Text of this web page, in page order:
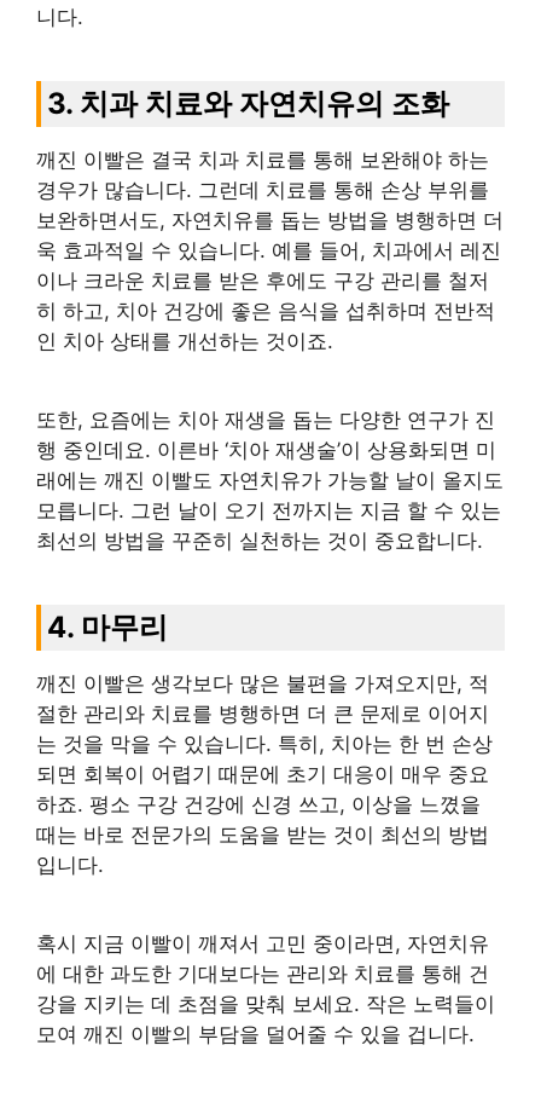
니다.
3. 치과 치료와 자연치유의 조화
깨진 이빨은 결국 치과 치료를 통해 보완해야 하는
경우가 많습니다. 그런데 치료를 통해 손상 부위를
보완하면서도, 자연치유를 돕는 방법을 병행하면 더
욱 효과적일 수 있습니다. 예를 들어, 치과에서 레진
이나 크라운 치료를 받은 후에도 구강 관리를 철저
히 하고, 치아 건강에 좋은 음식을 섭취하며 전반적
인 치아 상태를 개선하는 것이죠.
또한, 요즘에는 치아 재생을 돕는 다양한 연구가 진
행 중인데요. 이른바 ‘치아 재생술’이 상용화되면 미
래에는 깨진 이빨도 자연치유가 가능할 날이 올지도
모릅니다. 그런 날이 오기 전까지는 지금 할 수 있는
최선의 방법을 꾸준히 실천하는 것이 중요합니다.
4. 마무리
깨진 이빨은 생각보다 많은 불편을 가져오지만, 적
절한 관리와 치료를 병행하면 더 큰 문제로 이어지
는 것을 막을 수 있습니다. 특히, 치아는 한 번 손상
되면 회복이 어렵기 때문에 초기 대응이 매우 중요
하죠. 평소 구강 건강에 신경 쓰고, 이상을 느꼈을
때는 바로 전문가의 도움을 받는 것이 최선의 방법
입니다.
혹시 지금 이빨이 깨져서 고민 중이라면, 자연치유
에 대한 과도한 기대보다는 관리와 치료를 통해 건
강을 지키는 데 초점을 맞춰 보세요. 작은 노력들이
모여 깨진 이빨의 부담을 덜어줄 수 있을 겁니다.